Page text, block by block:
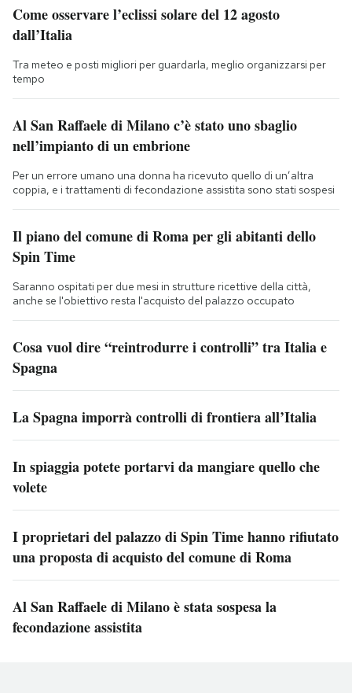
Come osservare l’eclissi solare del 12 agosto
dall’Italia
Tra meteo e posti migliori per guardarla, meglio organizzarsi per
tempo
Al San Raffaele di Milano c’è stato uno sbaglio
nell’impianto di un embrione
Per un errore umano una donna ha ricevuto quello di un’altra
coppia, e i trattamenti di fecondazione assistita sono stati sospesi
Il piano del comune di Roma per gli abitanti dello
Spin Time
Saranno ospitati per due mesi in strutture ricettive della città,
anche se l'obiettivo resta l'acquisto del palazzo occupato
Cosa vuol dire “reintrodurre i controlli” tra Italia e
Spagna
La Spagna imporrà controlli di frontiera all’Italia
In spiaggia potete portarvi da mangiare quello che
volete
I proprietari del palazzo di Spin Time hanno rifiutato
una proposta di acquisto del comune di Roma
Al San Raffaele di Milano è stata sospesa la
fecondazione assistita